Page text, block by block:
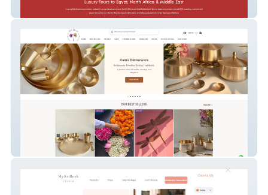
Luxury Destination
Abelhouse Latest